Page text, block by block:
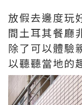
放假去邊度玩
間土耳其餐廳
除了可以體驗
以聽聽當地的